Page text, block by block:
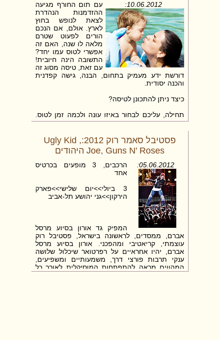
10.06.2012:
עם תום החורף מגיעה
ההזדמנות הנהדרת
לצאת לנופש בחוץ
לארץ. אולם, אם הנכם
הורים לפעוט שטרם
מלאה לו שנה, האם זה
אפשרי לטוס עמו יחד?
התשובה הינה חיובית!
עם זאת, טיסה מסוג זה
דורשת ידע מעמיק בתחום, הבנה, גישה קפדנית
והכנה יסודית.
כיצד ניתן להתכונן לטיסה?
תחילה, עליכם לבחור באיזו עונה ולכמה זמן לטוס.
זאת, משום שתהליך הסתגלותו של הפעוט לתנאים
האביב או עם תחילת הקיץ לשלושה שבועות לכל
אם החלטתם לנפוש יחד עם הפעוט, עליכם להיעזר
בשירותי המטפלת. במידה ואינכם מוצאים מטפלת,
וודאו כי מכריכם או קרובי משפחתכם יחפצו
להצטרף עמכם �
פסטיבל סאמר רוק 2012:, Ugly Kid
Joe, Guns N' Roses היהודים
05.06.2012:
הרכבים, 3 מופעים בכרטיס
אחד
3 ביולי>>יום שלישי>>פארק
הירקון>>גני יהושע תל-אביב
המפיק גד אורון בסיוע מרסל
אברם, ממסדים, לראשונה בישראל, פסטיבל רוק
עוצמתי, קריאטיבי ומהפכני. אורון בסיוע מרסל
אברם, יהיו אחראיים על רפרטואר שיכלול שלושה
ענקי תרבות פורצי דרך, משמעותיים ומשפיעים,
המהווים מראה להתפתחות המוסיקלית לאורך כל